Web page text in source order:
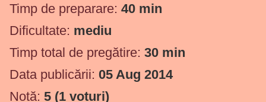
Timp de preparare: 40 min
Dificultate: mediu
Timp total de pregătire: 30 min
Data publicării: 05 Aug 2014
Notă: 5 (1 voturi)